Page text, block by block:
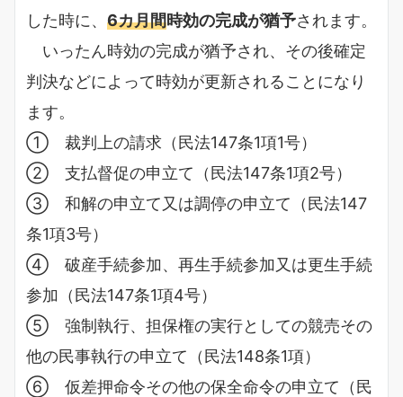
した時に、 6カ月間時効の完成が猶予されます。
いったん時効の完成が猶予され、その後確定
判決などによって時効が更新されることになり
ます。
① 裁判上の請求（民法147条1項1号）
② 支払督促の申立て（民法147条1項2号）
③ 和解の申立て又は調停の申立て（民法147
条1項3号）
④ 破産手続参加、再生手続参加又は更生手続
参加（民法147条1項4号）
⑤ 強制執行、担保権の実行としての競売その
他の民事執行の申立て（民法148条1項）
⑥ 仮差押命令その他の保全命令の申立て（民